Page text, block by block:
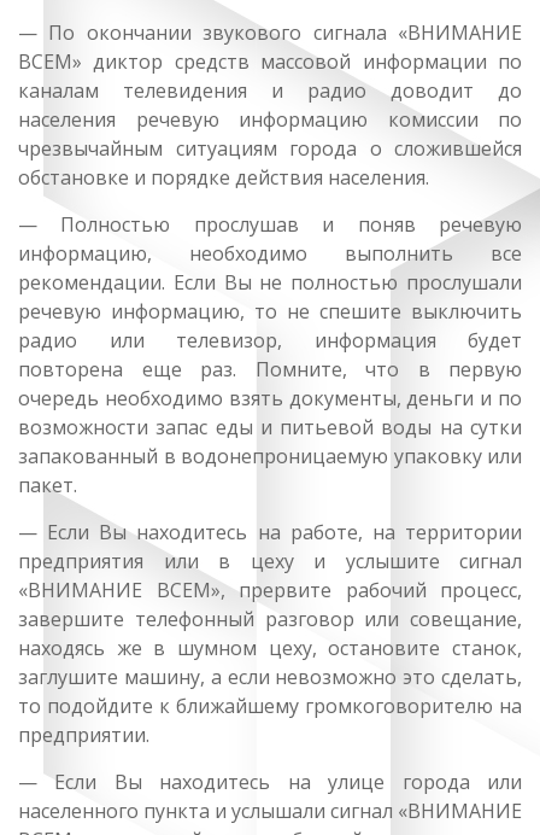
— По окончании звукового сигнала «ВНИМАНИЕ
ВСЕМ» диктор средств массовой информации по
каналам телевидения и радио доводит до
населения речевую информацию комиссии по
чрезвычайным ситуациям города о сложившейся
обстановке и порядке действия населения.
— Полностью прослушав и поняв речевую
информацию, необходимо выполнить все
рекомендации. Если Вы не полностью прослушали
речевую информацию, то не спешите выключить
радио или телевизор, информация будет
повторена еще раз. Помните, что в первую
очередь необходимо взять документы, деньги и по
возможности запас еды и питьевой воды на сутки
запакованный в водонепроницаемую упаковку или
пакет.
— Если Вы находитесь на работе, на территории
предприятия или в цеху и услышите сигнал
«ВНИМАНИЕ ВСЕМ», прервите рабочий процесс,
завершите телефонный разговор или совещание,
находясь же в шумном цеху, остановите станок,
заглушите машину, а если невозможно это сделать,
то подойдите к ближайшему громкоговорителю на
предприятии.
— Если Вы находитесь на улице города или
населенного пункта и услышали сигнал «ВНИМАНИЕ